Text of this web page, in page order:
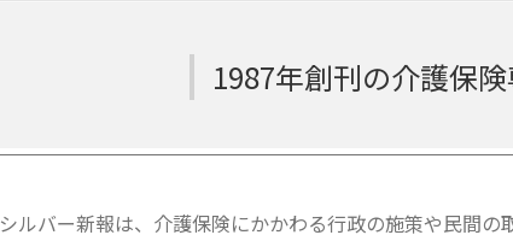
1987年創刊の介護保
シルバー新報は、介護保険にかかわる行政の施策や民間の